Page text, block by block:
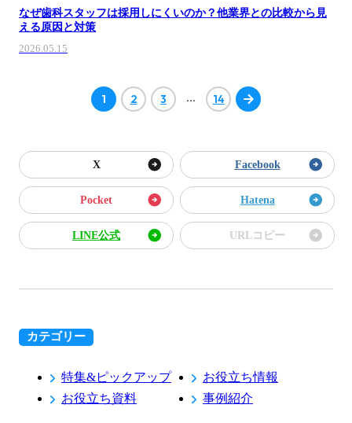
なぜ歯科スタッフは採用しにくいのか？他業界との比較から見
える原因と対策
2026.05.15
1 2 3 … 14
X Facebook
Pocket Hatena
LINE公式 URLコピー
カテゴリー
特集&ピックアップ
お役立ち情報
お役立ち資料
事例紹介